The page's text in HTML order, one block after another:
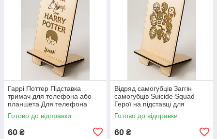
Гаррі Поттер Підставка
тримач для телефона або
планшета Для телефона
універсальний тримач Garry
Potter
Готово до відправки
60 ₴
Відряд самогубців Заггін
самогубців Suicide Squad
Герої на підставці для
телефона Підставка для
планшета Айфон
Готово до відправки
60 ₴